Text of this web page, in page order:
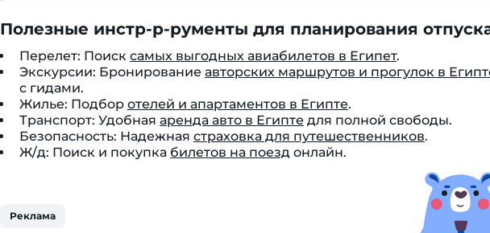
Полезные инстр-р-рументы для планирования
Перелет: Поиск самых выгодных авиабилетов в Египет.
Экскурсии: Бронирование авторских маршрутов и прогулок в
с гидами.
Жилье: Подбор отелей и апартаментов в Египте.
Транспорт: Удобная аренда авто в Египте для полной свободы.
Безопасность: Надежная страховка для путешественников.
Ж/д: Поиск и покупка билетов на поезд онлайн.
Реклама